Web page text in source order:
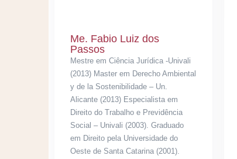
Me. Fabio Luiz dos
Passos
Mestre em Ciência Jurídica -Univali
(2013) Master em Derecho Ambiental
y de la Sostenibilidade – Un.
Alicante (2013) Especialista em
Direito do Trabalho e Previdência
Social – Univali (2003). Graduado
em Direito pela Universidade do
Oeste de Santa Catarina (2001).